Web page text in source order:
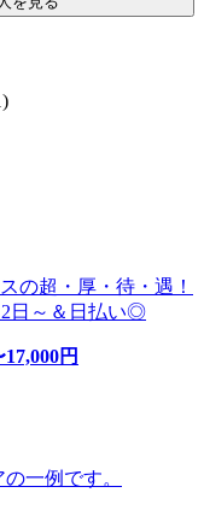
の超・厚・待・遇！
2日～＆日払い◎
17,000円
一例です。